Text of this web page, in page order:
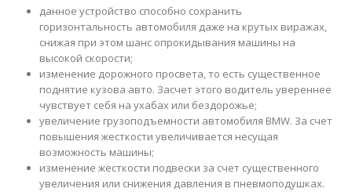
данное устройство способно сохранить
горизонтальность автомобиля даже на крутых виражах,
снижая при этом шанс опрокидывания машины на
высокой скорости;
изменение дорожного просвета, то есть существенное
поднятие кузова авто. Засчет этого водитель увереннее
чувствует себя на ухабах или бездорожье;
увеличение грузоподъемности автомобиля BMW. За счет
повышения жесткости увеличивается несущая
возможность машины;
изменение жесткости подвески за счет существенного
увеличения или снижения давления в пневмоподушках.